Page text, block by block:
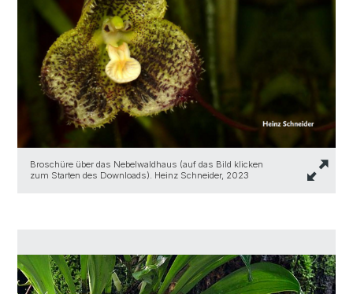
Broschüre über das Nebelwaldhaus (auf das Bild klicken
zum Starten des Downloads). Heinz Schneider, 2023